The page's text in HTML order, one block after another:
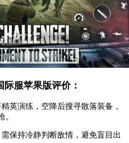
服苹果版评价：
英演练，空降后搜寻散落装备，
。
保持冷静判断敌情，避免盲目出